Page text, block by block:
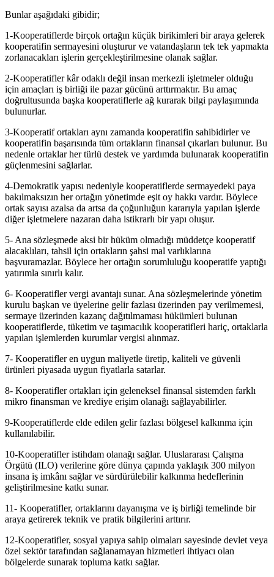
Bunlar aşağıdaki gibidir;
1-Kooperatiflerde birçok ortağın küçük birikimleri bir araya gelerek
kooperatifin sermayesini oluşturur ve vatandaşların tek tek yapmakta
zorlanacakları işlerin gerçekleştirilmesine olanak sağlar.
2-Kooperatifler kâr odaklı değil insan merkezli işletmeler olduğu
için amaçları iş birliği ile pazar gücünü arttırmaktır. Bu amaç
doğrultusunda başka kooperatiflerle ağ kurarak bilgi paylaşımında
bulunurlar.
3-Kooperatif ortakları aynı zamanda kooperatifin sahibidirler ve
kooperatifin başarısında tüm ortakların finansal çıkarları bulunur. Bu
nedenle ortaklar her türlü destek ve yardımda bulunarak kooperatifin
güçlenmesini sağlarlar.
4-Demokratik yapısı nedeniyle kooperatiflerde sermayedeki paya
bakılmaksızın her ortağın yönetimde eşit oy hakkı vardır. Böylece
ortak sayısı azalsa da artsa da çoğunluğun kararıyla yapılan işlerde
diğer işletmelere nazaran daha istikrarlı bir yapı oluşur.
5- Ana sözleşmede aksi bir hüküm olmadığı müddetçe kooperatif
alacaklıları, tahsil için ortakların şahsi mal varlıklarına
başvuramazlar. Böylece her ortağın sorumluluğu kooperatife yaptığı
yatırımla sınırlı kalır.
6- Kooperatifler vergi avantajı sunar. Ana sözleşmelerinde yönetim
kurulu başkan ve üyelerine gelir fazlası üzerinden pay verilmemesi,
sermaye üzerinden kazanç dağıtılmaması hükümleri bulunan
kooperatiflerde, tüketim ve taşımacılık kooperatifleri hariç, ortaklarla
yapılan işlemlerden kurumlar vergisi alınmaz.
7- Kooperatifler en uygun maliyetle üretip, kaliteli ve güvenli
ürünleri piyasada uygun fiyatlarla satarlar.
8- Kooperatifler ortakları için geleneksel finansal sistemden farklı
mikro finansman ve krediye erişim olanağı sağlayabilirler.
9-Kooperatiflerde elde edilen gelir fazlası bölgesel kalkınma için
kullanılabilir.
10-Kooperatifler istihdam olanağı sağlar. Uluslararası Çalışma
Örgütü (ILO) verilerine göre dünya çapında yaklaşık 300 milyon
insana iş imkânı sağlar ve sürdürülebilir kalkınma hedeflerinin
geliştirilmesine katkı sunar.
11- Kooperatifler, ortaklarını dayanışma ve iş birliği temelinde bir
araya getirerek teknik ve pratik bilgilerini arttırır.
12-Kooperatifler, sosyal yapıya sahip olmaları sayesinde devlet veya
özel sektör tarafından sağlanamayan hizmetleri ihtiyacı olan
bölgelerde sunarak topluma katkı sağlar.